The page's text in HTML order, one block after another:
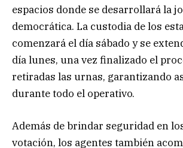
espacios donde se desarrollará la
democrática. La custodia de los
comenzará el día sábado y se
día lunes, una vez finalizado el
retiradas las urnas, garantizando
durante todo el operativo.
Además de brindar seguridad en
votación, los agentes también